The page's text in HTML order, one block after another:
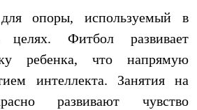
опоры, используемый в
целях. Фитбол развивает
ребенка, что напрямую
интеллекта. Занятия на
развивают чувство